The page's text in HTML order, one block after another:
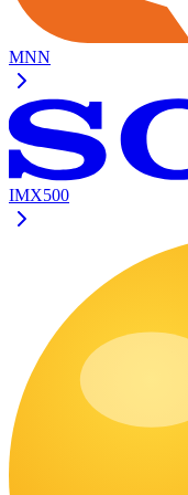
MNN
IMX500